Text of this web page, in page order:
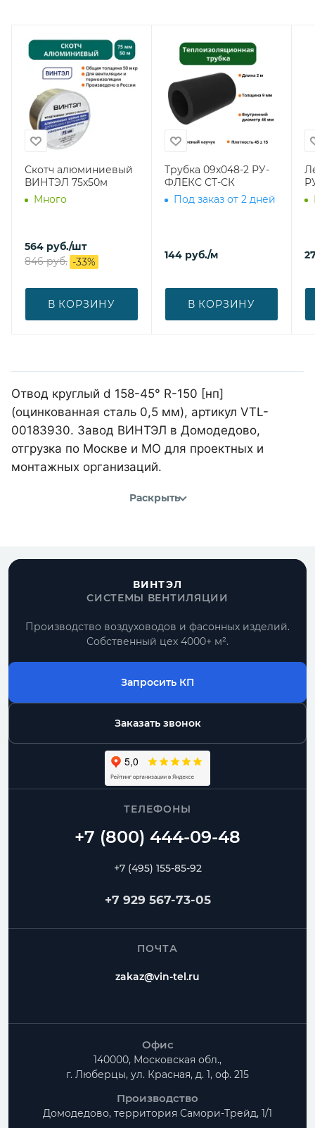
Скотч алюминиевый
ВИНТЭЛ 75х50м
Много
564 руб./шт
846руб. -33%
В КОРЗИНУ
Трубка 09х048-2 РУ-
ФЛЕКС СТ-СК
Под заказ от 2 дней
144 руб./м
В КОРЗИНУ
Отвод круглый d 158-45° R-150 [нп]
(оцинкованная сталь 0,5 мм), артикул VTL-
00183930. Завод ВИНТЭЛ в Домодедово,
отгрузка по Москве и МО для проектных и
монтажных организаций.
Раскрыть
ВИНТЭЛ
СИСТЕМЫ ВЕНТИЛЯЦИИ
Производство воздуховодов и фасонных изделий.
Собственный цех 4000+ м².
Запросить КП
Заказать звонок
ТЕЛЕФОНЫ
+7 (495) 155-85-92
+7 929 567-73-05
ПОЧТА
zakaz@vin-tel.ru
Офис
140000, Московская обл.,
г. Люберцы, ул. Красная, д. 1, оф. 215
Производство
Домодедово, территория Самори-Трейд, 1/1